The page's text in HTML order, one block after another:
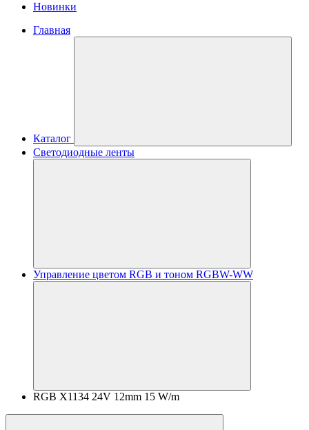
Новинки
Главная
Каталог
Светодиодные ленты
Управление цветом RGB и тоном RGBW-WW
RGB X1134 24V 12mm 15 W/m